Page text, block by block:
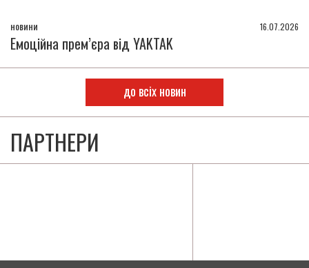
новини 16.07.2026
Емоційна прем’єра від YAKTAK
до всіх новин
ПАРТНЕРИ